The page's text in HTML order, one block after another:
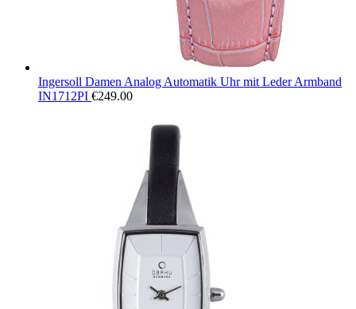
Ingersoll Damen Analog Automatik Uhr mit Leder Armband
IN1712PI €249.00